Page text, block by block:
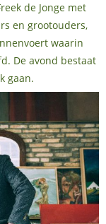
de Jonge met
en grootouders,
waarin
De avond bestaat
gaan.